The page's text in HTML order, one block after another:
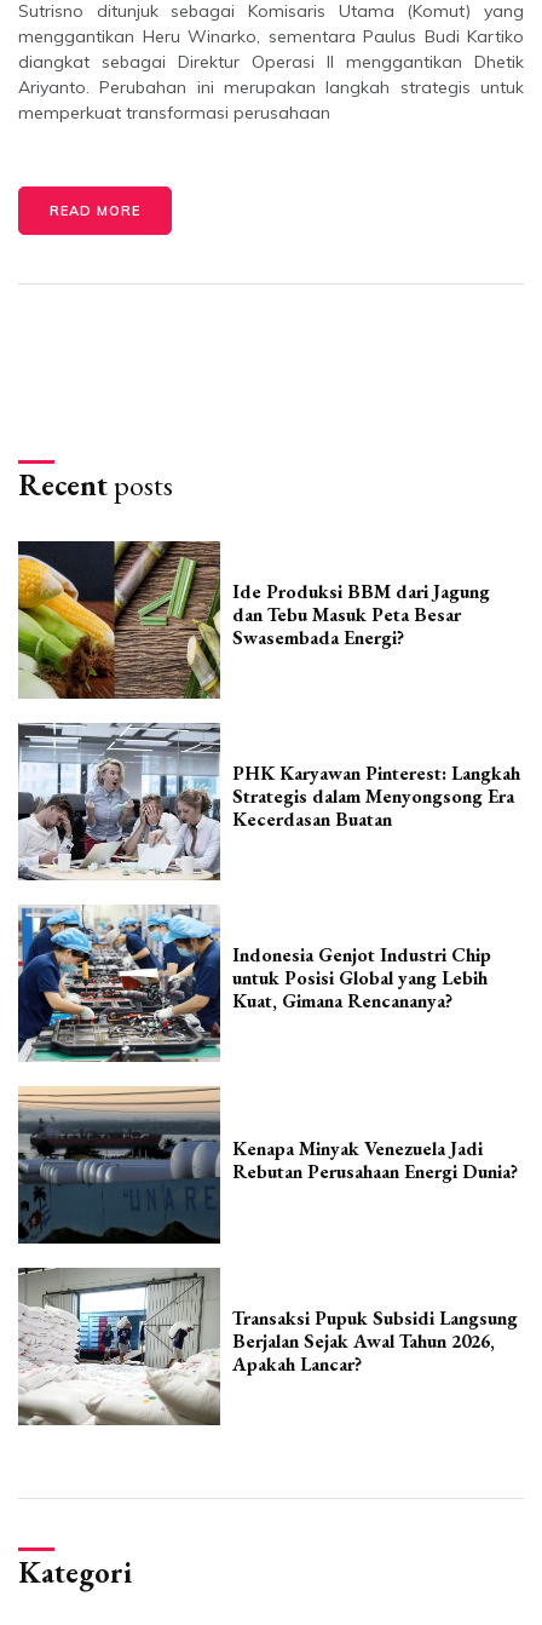
Sutrisno ditunjuk sebagai Komisaris Utama (Komut) yang
menggantikan Heru Winarko, sementara Paulus Budi Kartiko
diangkat sebagai Direktur Operasi II menggantikan Dhetik
Ariyanto. Perubahan ini merupakan langkah strategis untuk
memperkuat transformasi perusahaan
READ MORE
Recentposts
Ide Produksi BBM dari Jagung
dan Tebu Masuk Peta Besar
Swasembada Energi?
PHK Karyawan Pinterest: Langkah
Strategis dalam Menyongsong Era
Kecerdasan Buatan
Indonesia Genjot Industri Chip
untuk Posisi Global yang Lebih
Kuat, Gimana Rencananya?
Kenapa Minyak Venezuela Jadi
Rebutan Perusahaan Energi Dunia?
Transaksi Pupuk Subsidi Langsung
Berjalan Sejak Awal Tahun 2026,
Apakah Lancar?
Kategori